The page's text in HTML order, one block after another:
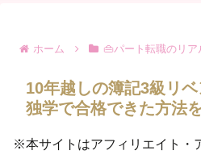
ホーム 👜パート転職のリア
10年越しの簿記3級リ
独学で合格できた方法
※本サイトはアフィリエイト・